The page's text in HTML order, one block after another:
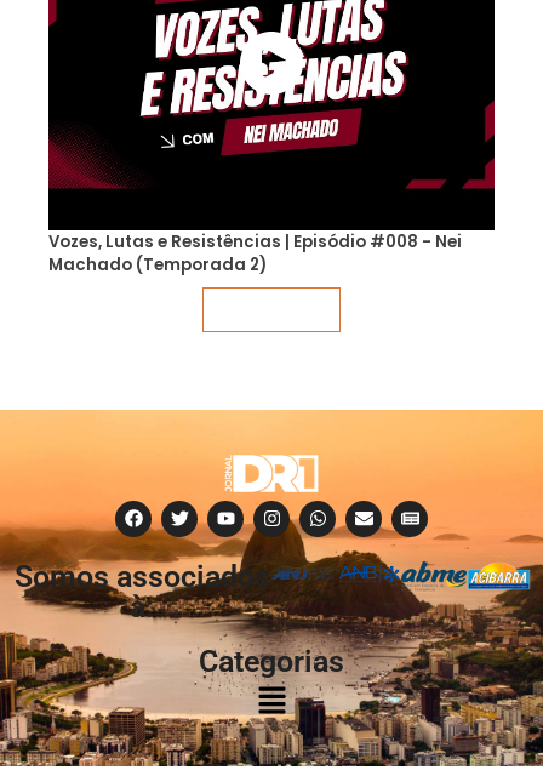
Vozes, Lutas e Resistências | Episódio #008 - Nei
Machado (Temporada 2)
Somos associados
à:
Categorias